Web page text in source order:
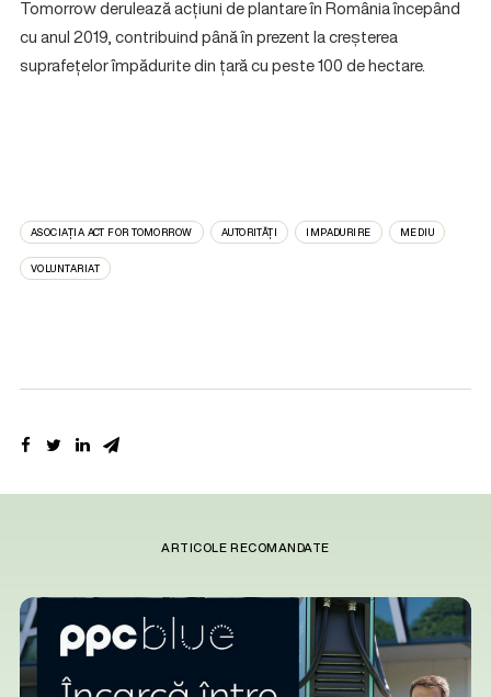
Tomorrow derulează acțiuni de plantare în România începând
cu anul 2019, contribuind până în prezent la creșterea
suprafețelor împădurite din țară cu peste 100 de hectare.
ASOCIAȚIA ACT FOR TOMORROW AUTORITĂȚI IMPADURIRE MEDIU
VOLUNTARIAT
ARTICOLE RECOMANDATE